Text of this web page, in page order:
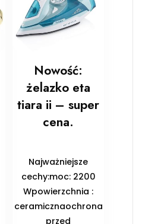
Nowość:
żelazko eta
tiara ii – super
cena.
Najważniejsze
cechy:moc: 2200
Wpowierzchnia :
ceramicznaochrona
przed